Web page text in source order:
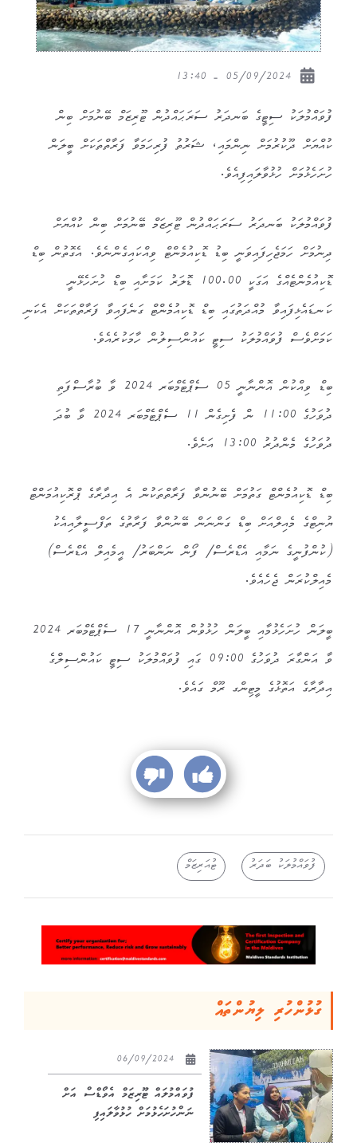
ފުވައްމުލަކު ސިޓީގެ ބަނދަރު ސަރަޙައްދުން ޓޫރިޒަމް ބޭނުމަށް ބިން
ކުއްޔަށް ދޫކުރުމަށް ނިންމައި، ޝަރުތު ފުރިހަމަވާ ފަރާތްތަކަށް ބީލަން
ހުށަހެޅުމަށް ހުޅުވާލައިފިއެވެ.
ފުވައްމުލަކު ބަނދަރު ސަރަޙައްދުން ޓޫރިޒަމް ބޭނުމަށް ބިން ކުއްޔަށް
ދިނުމަށް ހަމަޖެހިފައިވަނީ ބިޑު ޑޮކިއުމެންޓް ވިއްކައިގެންނެވެ. އެގޮތުން ބިޑް
ޑޮކިއުމެންޓެއްގެ އަގަކީ 100.00 ޑޮލަރު ކަމަށާއި ބިޑް ހުށަހެޅޭނީ
ކަނޑައެޅިފައިވާ މުއްދަތުގައި ބިޑް ޑޮކިއުމެންޓް ގަނެފައިވާ ފަރާތްތަކަށް އެކަނި
ކަމަށްވެސް ފުވައްމުލަކު ސިޓީ ކައުންސިލުން ހާމަކުރެއެވެ.
ބިޑް ވިއްކުން އޮންނާނީ 05 ސެޕްޓެމްބަރ 2024 ވާ ބުރާސްފަތި
ދުވަހުގެ 11:00 ން ފެށިގެން 11 ސެޕްޓެމްބަރ 2024 ވާ ބުދަ
ދުވަހުގެ މެންދުރު 13:00 އަށެވެ.
ބިޑް ޑޮކިއުމެންޓް ގަތުމަށް ބޭނުންވާ ފަރާތްތަކުން އެ އިދާރާގެ ޕްރޮކިއުމަންޓް
ޔުނިޓްގެ މެއިލްއަށް ބިޑް ގަންނަން ބޭނުންވާ ފަރާތުގެ ތަފްސީލާއިއެކު
(ކުންފުނީގެ ނަމާއި އެޑްރެސް/ ފޯން ނަންބަރު/ އީމެއިލް އެޑްރެސް)
މެއިލްކުރަން ޖެހެއެވެ.
ބީލަން ހުށަހެޅުމާއި ބީލަން ހުޅުވުން އޮންނާނީ 17 ސެޕްޓެމްބަރ 2024
ވާ އަންގާރަ ދުވަހުގެ 09:00 ގައި ފުވައްމުލަކު ސިޓީ ކައުންސިލްގެ
އިދާރާގެ އަތޮޅުގެ މީޓިންގ ރޫމް ގައެވެ.
ފުވައްމުލަކު ބަދަރު ޓުއަރިޒަމް
ގުޅުންހުރި ލިޔުންތައް
ފުވައްމުލައް ޓޫރިޒަމް އެވޯޑްސް އަށް
ނަންހުށަހެޅުމަށް ހުޅުވާލައިފި